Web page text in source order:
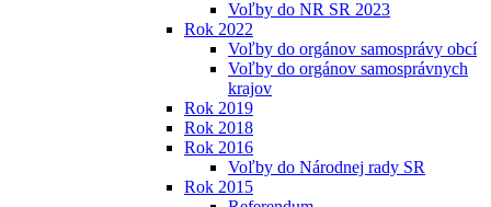
Voľby do NR SR 2023
Rok 2022
Voľby do orgánov samosprávy obcí
Voľby do orgánov samosprávnych
krajov
Rok 2019
Rok 2018
Rok 2016
Voľby do Národnej rady SR
Rok 2015